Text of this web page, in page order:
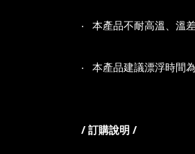
‧ 本產品不耐高溫、溫
‧ 本產品建議漂浮時間
/ 訂購說明 /